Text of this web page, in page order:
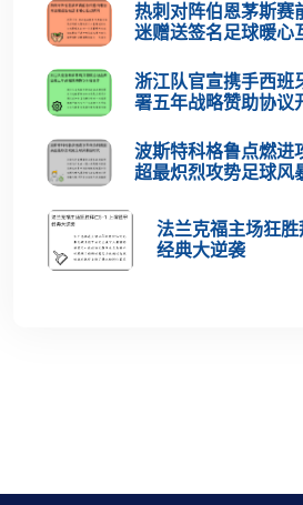
热刺对阵伯恩茅斯赛
迷赠送签名足球暖心
浙江队官宣携手西班
署五年战略赞助协议
波斯特科格鲁点燃进
超最炽烈攻势足球风
法兰克福主场狂
经典大逆袭